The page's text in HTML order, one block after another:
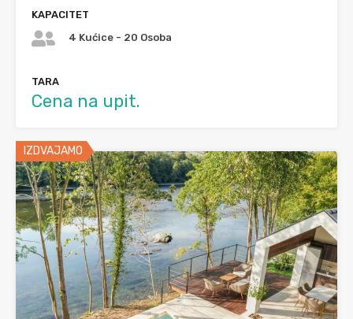
KAPACITET
4 Kućice - 20 Osoba
TARA
Cena na upit.
IZDVAJAMO